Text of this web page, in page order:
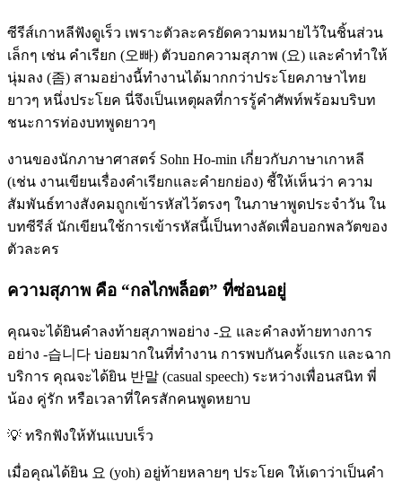
ซีรีส์เกาหลีฟังดูเร็ว เพราะตัวละครยัดความหมายไว้ในชิ้นส่วน
เล็กๆ เช่น คำเรียก (오빠) ตัวบอกความสุภาพ (요) และคำทำให้
นุ่มลง (좀) สามอย่างนี้ทำงานได้มากกว่าประโยคภาษาไทย
ยาวๆ หนึ่งประโยค นี่จึงเป็นเหตุผลที่การรู้คำศัพท์พร้อมบริบท
ชนะการท่องบทพูดยาวๆ
งานของนักภาษาศาสตร์ Sohn Ho-min เกี่ยวกับภาษาเกาหลี
(เช่น งานเขียนเรื่องคำเรียกและคำยกย่อง) ชี้ให้เห็นว่า ความ
สัมพันธ์ทางสังคมถูกเข้ารหัสไว้ตรงๆ ในภาษาพูดประจำวัน ใน
บทซีรีส์ นักเขียนใช้การเข้ารหัสนี้เป็นทางลัดเพื่อบอกพลวัตของ
ตัวละคร
ความสุภาพ คือ “กลไกพล็อต” ที่ซ่อนอยู่
คุณจะได้ยินคำลงท้ายสุภาพอย่าง -요 และคำลงท้ายทางการ
อย่าง -습니다 บ่อยมากในที่ทำงาน การพบกันครั้งแรก และฉาก
บริการ คุณจะได้ยิน 반말 (casual speech) ระหว่างเพื่อนสนิท พี่
น้อง คู่รัก หรือเวลาที่ใครสักคนพูดหยาบ
💡 ทริกฟังให้ทันแบบเร็ว
เมื่อคุณได้ยิน 요 (yoh) อยู่ท้ายหลายๆ ประโยค ให้เดาว่าเป็นคำ